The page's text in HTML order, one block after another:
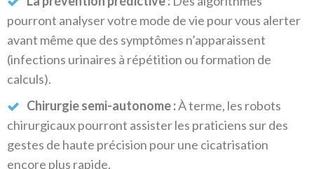
pourront analyser votre mode de vie pour vous alerter
avant même que des symptômes n’apparaissent
(infections urinaires à répétition ou formation de
calculs).
Chirurgie semi-autonome :À terme, les robots
chirurgicaux pourront assister les praticiens sur des
gestes de haute précision pour une cicatrisation
encore plus rapide.